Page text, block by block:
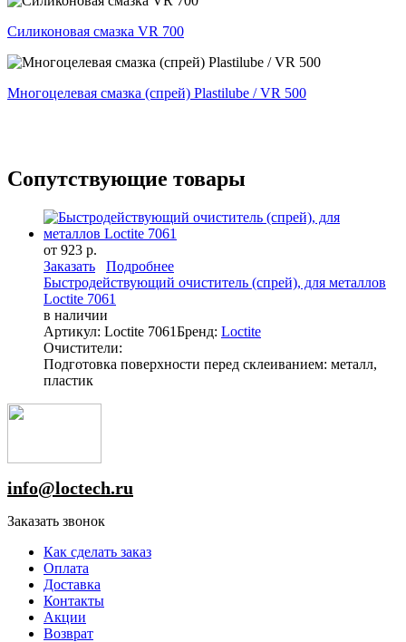
Силиконовая смазка VR 700
Многоцелевая смазка (спрей) Plastilube / VR 500
Сопутствующие товары
от 923 р.
Заказать
Подробнее
Быстродействующий очиститель (спрей), для металлов
Loctite 7061
в наличии
Артикул: Loctite 7061Бренд: Loctite
Очистители:
Подготовка поверхности перед склеиванием: металл,
пластик
info@loctech.ru
Заказать звонок
Как сделать заказ
Оплата
Доставка
Контакты
Акции
Возврат